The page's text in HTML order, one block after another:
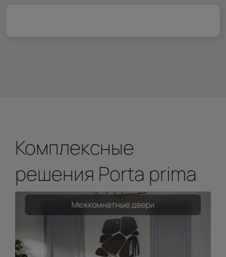
Комплексные
решения Porta prima
Межкомнатные двери